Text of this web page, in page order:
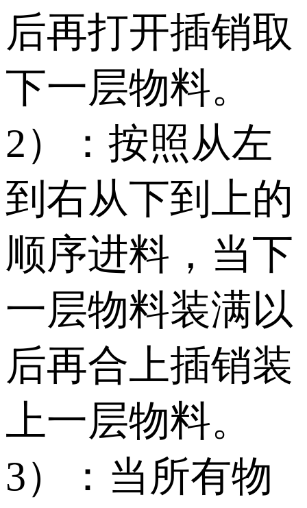
后再打开插销取
下一层物料。
2）：按照从左
到右从下到上的
顺序进料，当下
一层物料装满以
后再合上插销装
上一层物料。
3）：当所有物